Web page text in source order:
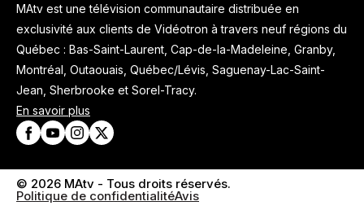
MAtv est une télévision communautaire distribuée en
exclusivité aux clients de Vidéotron à travers neuf régions du
Québec : Bas-Saint-Laurent, Cap-de-la-Madeleine, Granby,
Montréal, Outaouais, Québec/Lévis, Saguenay-Lac-Saint-
Jean, Sherbrooke et Sorel-Tracy.
En savoir plus
© 2026 MAtv - Tous droits réservés.
Politique de confidentialitéAvis